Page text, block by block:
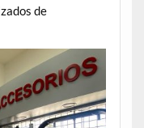
de